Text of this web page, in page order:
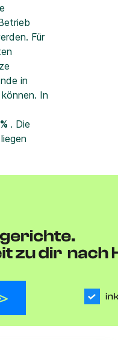
Für
in
In
. Die